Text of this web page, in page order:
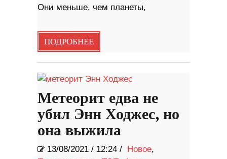
Они меньше, чем планеты,
ПОДРОБНЕЕ
Метеорит едва не
убил Энн Ходжес, но
она выжила
13/08/2021 / 12:24 / Новое,